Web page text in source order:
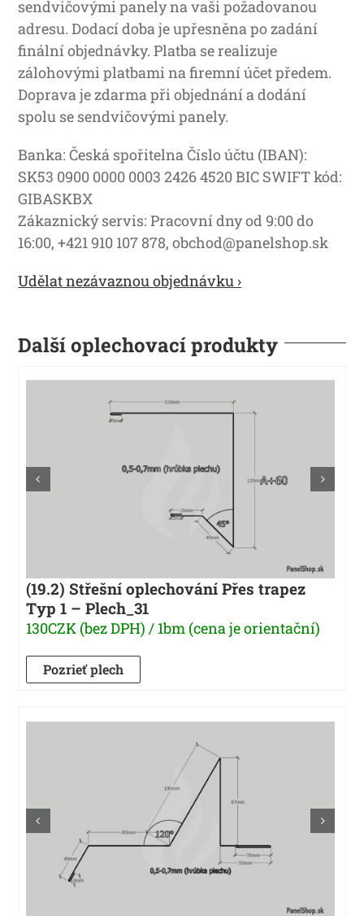
sendvičovými panely na vaši požadovanou
adresu. Dodací doba je upřesněna po zadání
finální objednávky. Platba se realizuje
zálohovými platbami na firemní účet předem.
Doprava je zdarma při objednání a dodání
spolu se sendvičovými panely.
Banka: Česká spořitelna Číslo účtu (IBAN):
SK53 0900 0000 0003 2426 4520 BIC SWIFT kód:
GIBASKBX
Zákaznický servis: Pracovní dny od 9:00 do
16:00, +421 910 107 878, obchod@panelshop.sk
Udělat nezávaznou objednávku ›
Další oplechovací produkty
(19.2) Střešní oplechování Přes trapez
Typ 1 – Plech_31
130CZK (bez DPH) / 1bm (cena je orientační)
Pozrieť plech